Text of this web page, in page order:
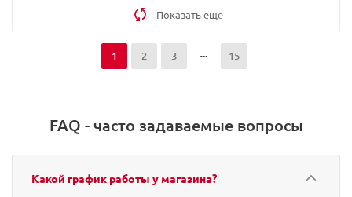
Показать еще
1 2 3 15
FAQ - часто задаваемые вопросы
Какой график работы у магазина?